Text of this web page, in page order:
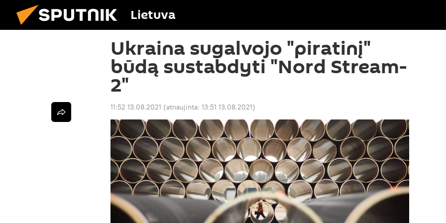
Lietuva
Ukraina sugalvojo "piratinį"
būdą sustabdyti "Nord Stream-
2"
11:52 13.08.2021 (atnaujinta: 13:51 13.08.2021)